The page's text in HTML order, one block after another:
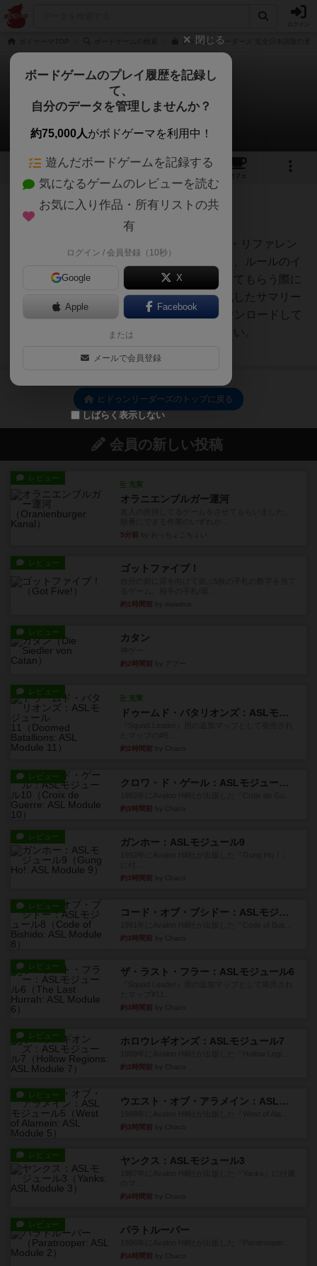
ヒドゥン・リーダーズ 完全日本語版の通
ヒドゥンリーダーズ
1件のルール/インスト
4 3 11
カフェ
140名
■ヒドゥンリーダーズのサマリー・リファレン
スボードゲーム会を開催した際に、ルールのイ
ンストをしたり、その後プレイしてもらう際に
スムーズに進行できるように作成したサマリー
やリファレンスです。PDFをダウンロードして
プリントアウトしてご使用ください。
ヒドゥンリーダーズのトップに戻る
会員の新しい投稿
レビュー
充実
オラニエンブルガー運河
5分前
レビュー ゴットファイブ！
約1時間前
レビュー カタン
約2時間前
レビュー
充実
ドゥームド・バタリオンズ：ASLモジュール11
約2時間前
レビュー
クロワ・ド・ゲール：ASLモジュール10
約3時間前
レビュー ガンホー：ASLモジュール9
約3時間前
レビュー
コード・オブ・ブシドー：ASLモジュール8
約3時間前
レビュー ザ・ラスト・フラー：ASLモジュール6
約3時間前
レビュー ホロウレギオンズ：ASLモジュール7
約3時間前
レビュー
ウエスト・オブ・アラメイン：ASLモジュール5
約3時間前
レビュー ヤンクス：ASLモジュール3
約4時間前
レビュー パラトルーパー
約4時間前
閉じる
ボードゲームのプレイ履歴を記録し
て、
自分のデータを管理しませんか？
約75,000人がボドゲーマを利用中！
遊んだボードゲームを記録する
気になるゲームのレビューを読む
お気に入り作品・所有リストの共
有
ログイン / 会員登録（10秒）
Google X
Apple Facebook
または
メールで会員登録
しばらく表示しない